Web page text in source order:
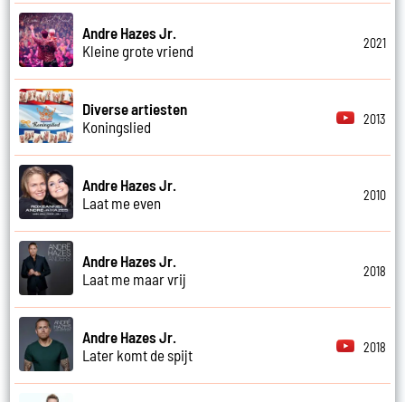
Andre Hazes Jr.
Kleine grote vriend
2021
Diverse artiesten
Koningslied
2013
Andre Hazes Jr.
Laat me even
2010
Andre Hazes Jr.
Laat me maar vrij
2018
Andre Hazes Jr.
Later komt de spijt
2018